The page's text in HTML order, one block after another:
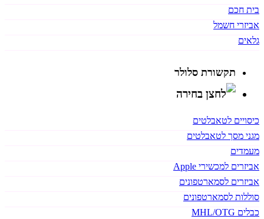
בית חכם
אביזרי חשמל
גלאים
תקשורת סלולר
כיסויים לטאבלטים
מגני מסך לטאבלטים
מעמדים
אביזרים למכשירי Apple
אביזרים לסמארטפונים
סוללות לסמארטפונים
כבלים MHL/OTG